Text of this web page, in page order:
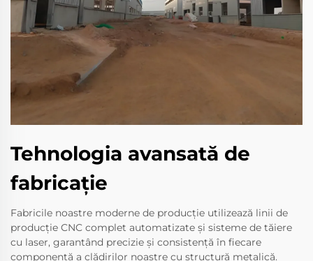
Tehnologia avansată de
fabricaţie
Fabricile noastre moderne de producție utilizează linii de
producție CNC complet automatizate și sisteme de tăiere
cu laser, garantând precizie și consistență în fiecare
componentă a clădirilor noastre cu structură metalică.